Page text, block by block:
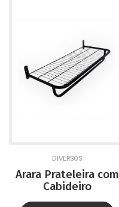
DIVERSOS
Arara Prateleira com
Cabideiro